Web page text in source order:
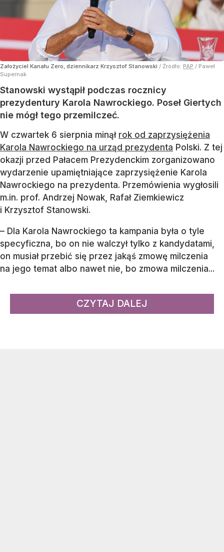
Założyciel Kanału Zero, dziennikarz Krzysztof Stanowski / Źródło: PAP / Paweł
Supernak
Stanowski wystąpił podczas rocznicy
prezydentury Karola Nawrockiego. Poseł Giertych
nie mógł tego przemilczeć.
W czwartek 6 sierpnia minął rok od zaprzysiężenia
Karola Nawrockiego na urząd prezydenta Polski. Z tej
okazji przed Pałacem Prezydenckim zorganizowano
wydarzenie upamiętniające zaprzysiężenie Karola
Nawrockiego na prezydenta. Przemówienia wygłosili
m.in. prof. Andrzej Nowak, Rafał Ziemkiewicz
i Krzysztof Stanowski.
– Dla Karola Nawrockiego ta kampania była o tyle
specyficzna, bo on nie walczył tylko z kandydatami,
on musiał przebić się przez jakąś zmowę milczenia
na jego temat albo nawet nie, bo zmowa milczenia...
CZYTAJ DALEJ